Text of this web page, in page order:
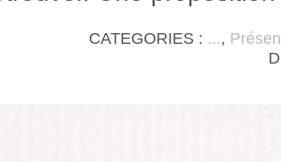
CATEGORIES : ...,